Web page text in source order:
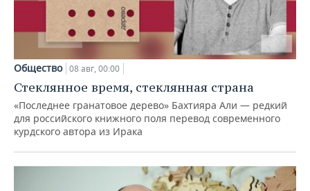
Общество 08 авг, 00:00
Стеклянное время, стеклянная страна
«Последнее гранатовое дерево» Бахтияра Али — редкий
для российского книжного поля перевод современного
курдского автора из Ирака